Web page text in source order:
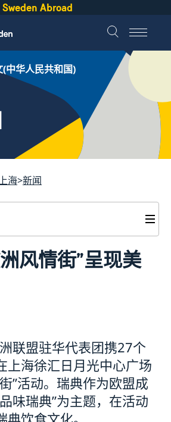
Sweden Abroad
(中华人民共和国)
海 新闻
）
风情街”呈现美
联盟驻华代表团携27个
上海徐汇日月光中心广场
”活动。瑞典作为欧盟成
味瑞典”为主题，在活动
饮食文化。